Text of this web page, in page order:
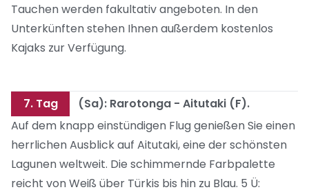
Tauchen werden fakultativ angeboten. In den
Unterkünften stehen Ihnen außerdem kostenlos
Kajaks zur Verfügung.
7. Tag
(Sa): Rarotonga - Aitutaki (F).
Auf dem knapp einstündigen Flug genießen Sie einen
herrlichen Ausblick auf Aitutaki, eine der schönsten
Lagunen weltweit. Die schimmernde Farbpalette
reicht von Weiß über Türkis bis hin zu Blau. 5 Ü: